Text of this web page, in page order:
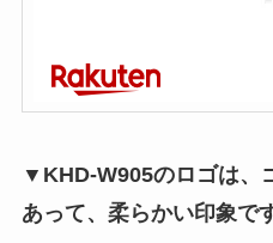
▼KHD-W905のロゴは、
あって、柔らかい印象で